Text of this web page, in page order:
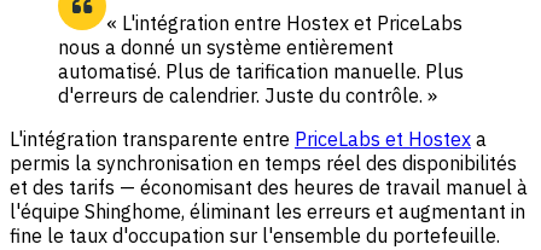
« L'intégration entre Hostex et PriceLabs
nous a donné un système entièrement
automatisé. Plus de tarification manuelle. Plus
d'erreurs de calendrier. Juste du contrôle. »
L'intégration transparente entre PriceLabs et Hostex a
permis la synchronisation en temps réel des disponibilités
et des tarifs — économisant des heures de travail manuel à
l'équipe Shinghome, éliminant les erreurs et augmentant in
fine le taux d'occupation sur l'ensemble du portefeuille.